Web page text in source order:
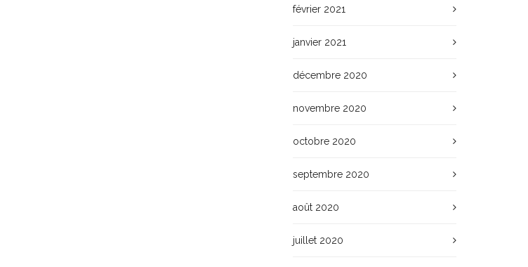
février 2021
janvier 2021
décembre 2020
novembre 2020
octobre 2020
septembre 2020
août 2020
juillet 2020